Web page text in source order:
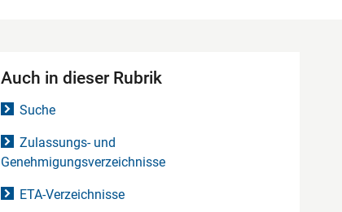
Auch in dieser Rubrik
Suche
Zulassungs- und
Genehmigungsverzeichnisse
ETA-Verzeichnisse